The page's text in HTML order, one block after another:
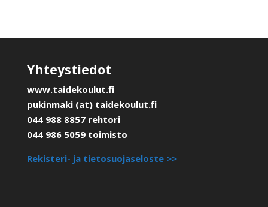
Yhteystiedot
www.taidekoulut.fi
pukinmaki (at) taidekoulut.fi
044 988 8857 rehtori
044 986 5059 toimisto
Rekisteri- ja tietosuojaseloste >>